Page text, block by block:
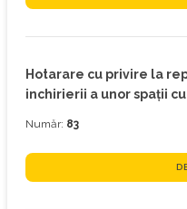
Hotarare cu privire la
inchirierii a unor spaţii
Număr: 83